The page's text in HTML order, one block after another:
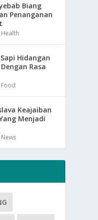
Biang
Penanganan
Health
Hidangan
Rasa
Food
Keajaiban
Menjadi
News